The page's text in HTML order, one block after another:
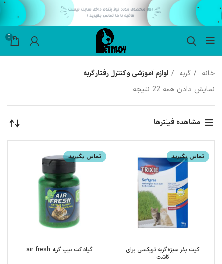
0
خانه گربه
لوازم آموزشی و کنترل رفتار گربه
نمایش دادن همه 22 نتیجه
مشاهده فیلترها
تماس بگیرید
کیت بذر سبزه گربه تریکسی برای
کاشت
تماس بگیرید
گیاه کت نیپ گربه air fresh